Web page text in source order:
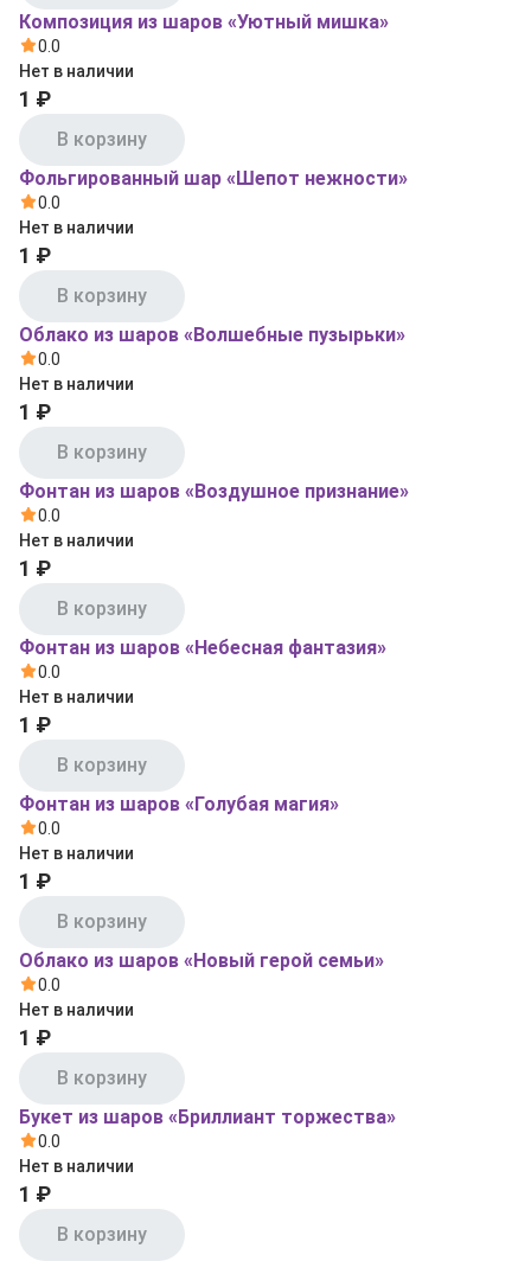
Композиция из шаров «Уютный мишка»
0.0
Нет в наличии
1 ₽
В корзину
Фольгированный шар «Шепот нежности»
0.0
Нет в наличии
1 ₽
В корзину
Облако из шаров «Волшебные пузырьки»
0.0
Нет в наличии
1 ₽
В корзину
Фонтан из шаров «Воздушное признание»
0.0
Нет в наличии
1 ₽
В корзину
Фонтан из шаров «Небесная фантазия»
0.0
Нет в наличии
1 ₽
В корзину
Фонтан из шаров «Голубая магия»
0.0
Нет в наличии
1 ₽
В корзину
Облако из шаров «Новый герой семьи»
0.0
Нет в наличии
1 ₽
В корзину
Букет из шаров «Бриллиант торжества»
0.0
Нет в наличии
1 ₽
В корзину